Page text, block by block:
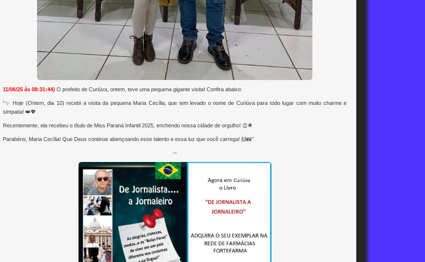
11/06/25 às 08:31:44) O prefeito de Curiúva, ontem, teve uma pequena gigante visita! Confira abaixo:
“✨ Hoje (Ontem, dia 10) recebi a visita da pequena Maria Cecília, que tem levado o nome de Curiúva para todo lugar com muito charme e
simpatia! 👑💖
Recentemente, ela recebeu o título de Miss Paraná Infantil 2025, enchendo nossa cidade de orgulho! 👏🌟
Parabéns, Maria Cecília! Que Deus continue abençoando esse talento e essa luz que você carrega! 🙌📸”.
--